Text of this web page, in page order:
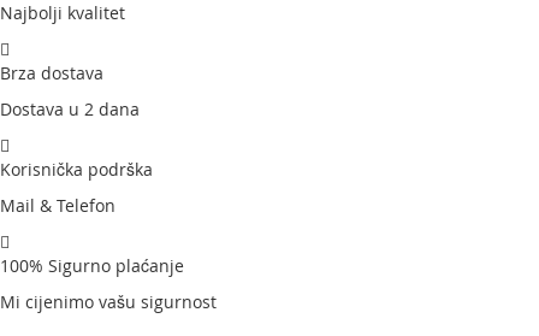
Najbolji kvalitet
Brza dostava
Dostava u 2 dana
Korisnička podrška
Mail & Telefon
100% Sigurno plaćanje
Mi cijenimo vašu sigurnost